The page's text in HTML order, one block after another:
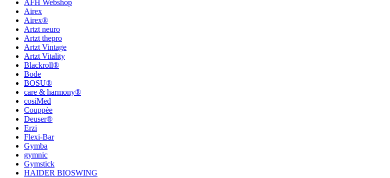
AFH Webshop
Airex
Airex®
Artzt neuro
Artzt thepro
Artzt Vintage
Artzt Vitality
Blackroll®
Bode
BOSU®
care & harmony®
cosiMed
Couppèe
Deuser®
Erzi
Flexi-Bar
Gymba
gymnic
Gymstick
HAIDER BIOSWING